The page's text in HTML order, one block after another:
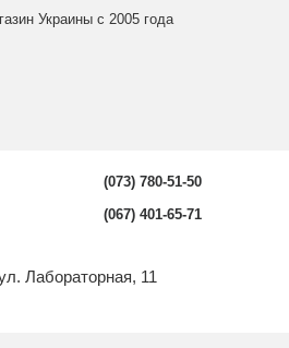
Украины с 2005 года
(073) 780-51-50
(067) 401-65-71
Лабораторная, 11